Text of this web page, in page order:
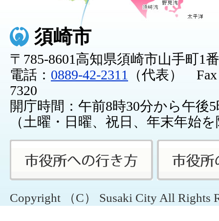
須崎市
〒785-8601高知県須崎市山手町1
電話： 0889-42-2311
（代表） Fax
7320
開庁時間：午前8時30分から午後
（土曜・日曜、祝日、年末年始
Copyright （C） Susaki City All Rights